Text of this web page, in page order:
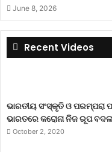
June 8, 2026
Recent Videos
ଭାରତୀୟ ସଂସ୍କୃତି ଓ ପରମ୍ପରା
ଭାରତରେ କରୋନା ନିଜ ରୂପ
October 2, 2020